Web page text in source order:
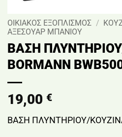
ΟΙΚΙΑΚΟΣ ΕΞΟΠΛΙΣΜΟΣ /
ΑΞΕΣΟΥΑΡ ΜΠΑΝΙΟΥ
ΒΑΣΗ
BORMANN
19,00 €
ΒΑΣΗ ΠΛΥΝΤΗΡΙΟΥ/